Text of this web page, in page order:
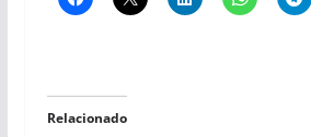
Relacionado